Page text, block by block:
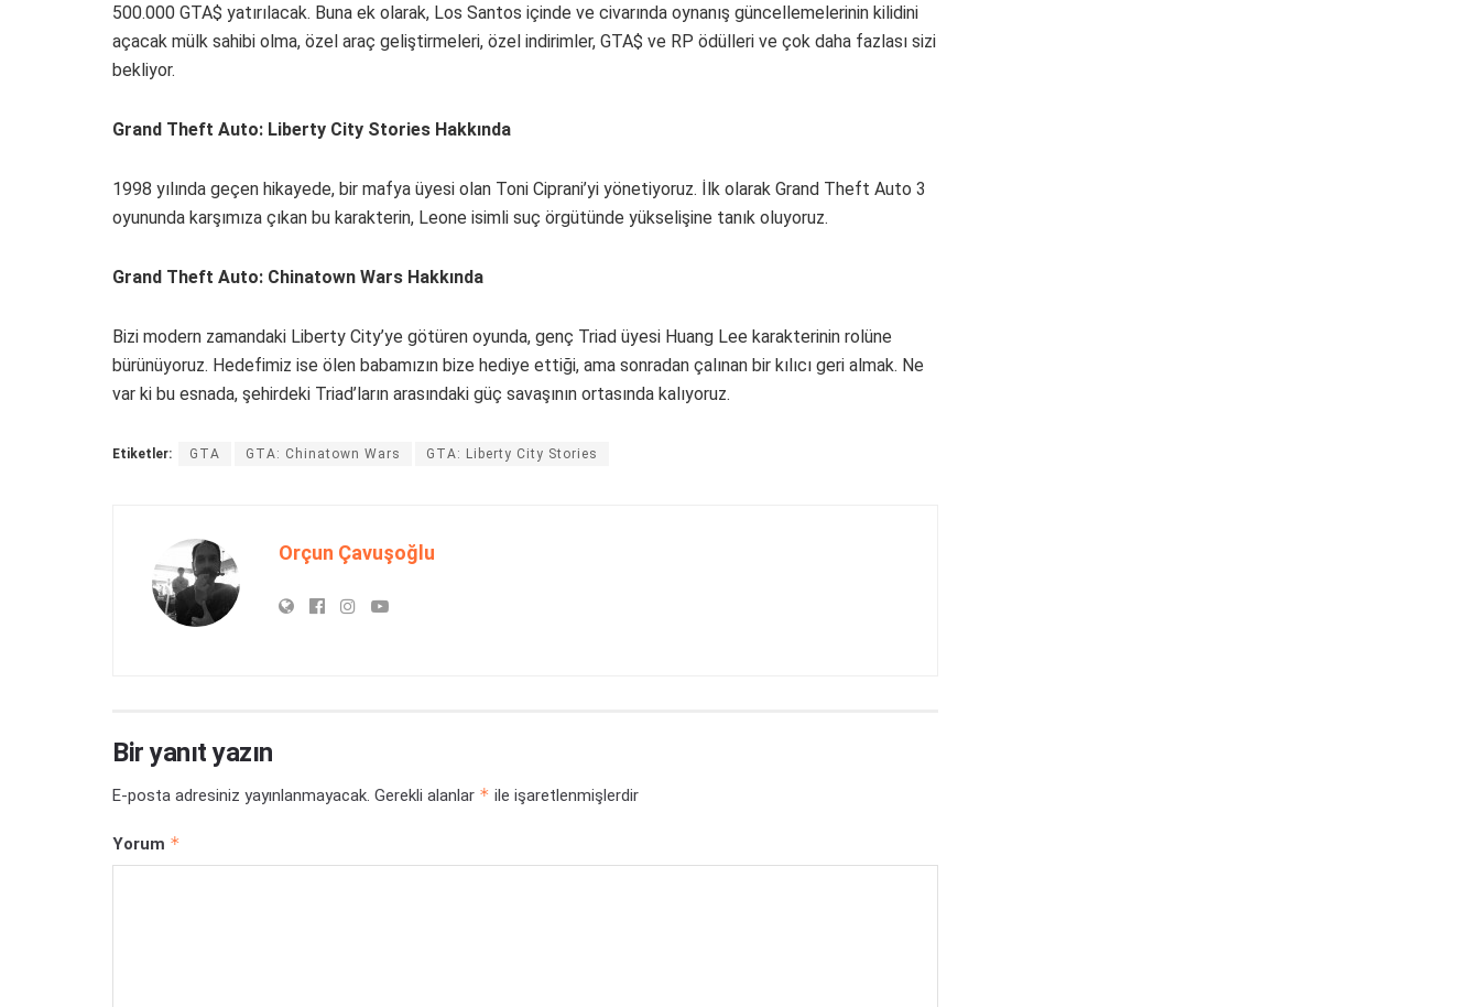
500.000 GTA$ yatırılacak. Buna ek olarak, Los Santos içinde ve civarında oynanış güncellemelerinin kilidini
açacak mülk sahibi olma, özel araç geliştirmeleri, özel indirimler, GTA$ ve RP ödülleri ve çok daha fazlası sizi
bekliyor.
Grand Theft Auto: Liberty City Stories Hakkında
1998 yılında geçen hikayede, bir mafya üyesi olan Toni Ciprani’yi yönetiyoruz. İlk olarak Grand Theft Auto 3
oyununda karşımıza çıkan bu karakterin, Leone isimli suç örgütünde yükselişine tanık oluyoruz.
Grand Theft Auto: Chinatown Wars Hakkında
Bizi modern zamandaki Liberty City’ye götüren oyunda, genç Triad üyesi Huang Lee karakterinin rolüne
bürünüyoruz. Hedefimiz ise ölen babamızın bize hediye ettiği, ama sonradan çalınan bir kılıcı geri almak. Ne
var ki bu esnada, şehirdeki Triad’ların arasındaki güç savaşının ortasında kalıyoruz.
Etiketler: GTA GTA: Chinatown Wars GTA: Liberty City Stories
Orçun Çavuşoğlu
Bir yanıt yazın
E-posta adresiniz yayınlanmayacak. Gerekli alanlar * ile işaretlenmişlerdir
Yorum *